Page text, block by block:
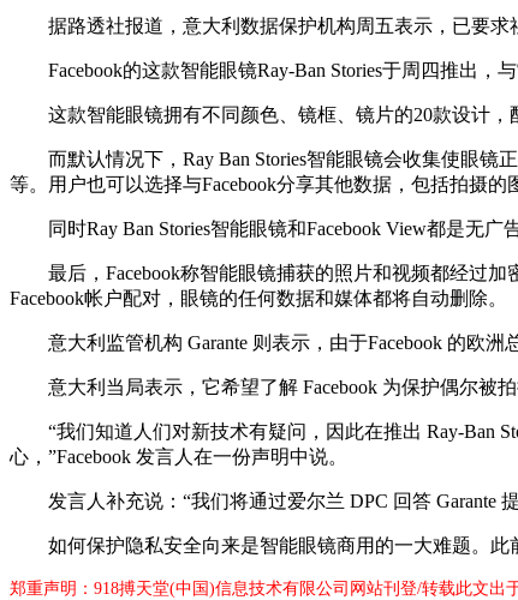
据路透社报道，意大利数据保护机构周五表示，已要求
Facebook的这款智能眼镜Ray-Ban Stories于周四推出，
这款智能眼镜拥有不同颜色、镜框、镜片的20款设计，
而默认情况下，Ray Ban Stories智能眼镜会收集使眼镜
等。用户也可以选择与Facebook分享其他数据，包括拍摄
同时Ray Ban Stories智能眼镜和Facebook View都是无广
最后，Facebook称智能眼镜捕获的照片和视频都经过加
Facebook帐户配对，眼镜的任何数据和媒体都将自动删除。
意大利监管机构 Garante 则表示，由于Facebook 的欧洲
意大利当局表示，它希望了解 Facebook 为保护偶尔被拍
“我们知道人们对新技术有疑问，因此在推出 Ray-Ban
心，”Facebook 发言人在一份声明中说。
发言人补充说：“我们将通过爱尔兰 DPC 回答 Garante
如何保护隐私安全向来是智能眼镜商用的一大难题。此
郑重声明：918搏天堂(中国)信息技术有限公司网站刊登/转载此文